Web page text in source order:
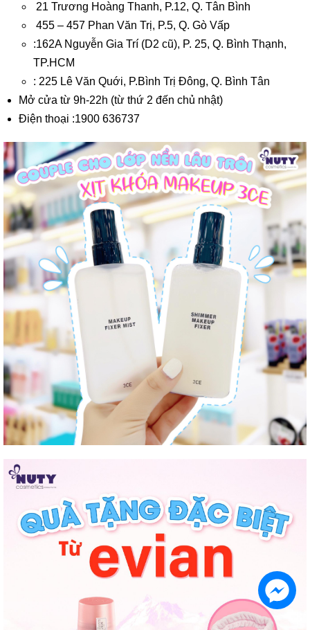
21 Trương Hoàng Thanh, P.12, Q. Tân Bình
455 – 457 Phan Văn Trị, P.5, Q. Gò Vấp
:162A Nguyễn Gia Trí (D2 cũ), P. 25, Q. Bình Thạnh,
TP.HCM
: 225 Lê Văn Quới, P.Bình Trị Đông, Q. Bình Tân
Mở cửa từ 9h-22h (từ thứ 2 đến chủ nhật)
Điện thoại :1900 636737